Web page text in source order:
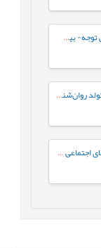
مقایسه پروفایل هوشی کودکان مبتلا به نارسایی توجه- بیش‌فعالی با کودکان عادی براساس شاخص‌های جانبی و مکمل آزمون WISC-V
نقش میانجی خودکارآمدی در رابطه‌ بین ترتیب تولد روان‌شناختی و جوخانواده با رفتارهای جامعه پسند در دانشجویان
رابطه صفات تاریک شخصیت و اعتیاد به شبکه‌های اجتماعی مجازی با نقش میانجی سبک‌های مقابله‌ای